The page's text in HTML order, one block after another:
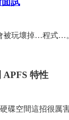
被玩壞掉…程式…
APFS 特性
碟空間這招很厲害